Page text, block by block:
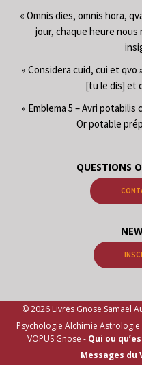
« Omnis dies, omnis hora,
jour, chaque heure
« Considera cuid, cui et qvo
[tu le dis] et
« Emblema 5 – Avri potabilis
Or potable
QUESTIONS
© 2026 Livres Gnose Samael
Psychologie Alchimie
VOPUS Gnose - Qui ou
Messages du